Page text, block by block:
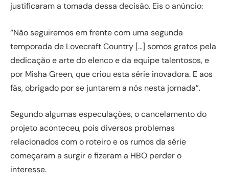
justificaram a tomada dessa decisão. Eis o anúncio:
“Não seguiremos em frente com uma segunda
temporada de Lovecraft Country […] somos gratos pela
dedicação e arte do elenco e da equipe talentosos, e
por Misha Green, que criou esta série inovadora. E aos
fãs, obrigado por se juntarem a nós nesta jornada”.
Segundo algumas especulações, o cancelamento do
projeto aconteceu, pois diversos problemas
relacionados com o roteiro e os rumos da série
começaram a surgir e fizeram a HBO perder o
interesse.